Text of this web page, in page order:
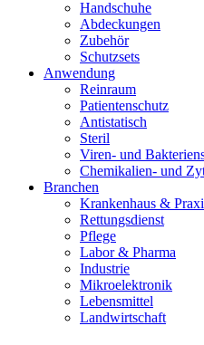
Handschuhe
Abdeckungen
Zubehör
Schutzsets
Anwendung
Reinraum
Patientenschutz
Antistatisch
Steril
Viren- und
Chemikalien- und
Branchen
Krankenhaus &
Rettungsdienst
Pflege
Labor & Pharma
Industrie
Mikroelektronik
Lebensmittel
Landwirtschaft